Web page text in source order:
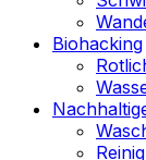
Biohacking